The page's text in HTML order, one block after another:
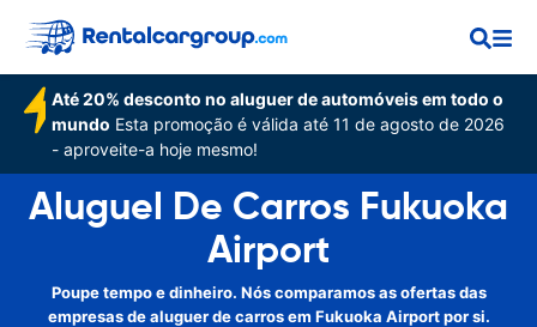
Até 20% desconto no aluguer de automóveis em todo o
mundo Esta promoção é válida até 11 de agosto de 2026
- aproveite-a hoje mesmo!
Aluguel De Carros Fukuoka
Airport
Poupe tempo e dinheiro. Nós comparamos as ofertas das
empresas de aluguer de carros em Fukuoka Airport por si.